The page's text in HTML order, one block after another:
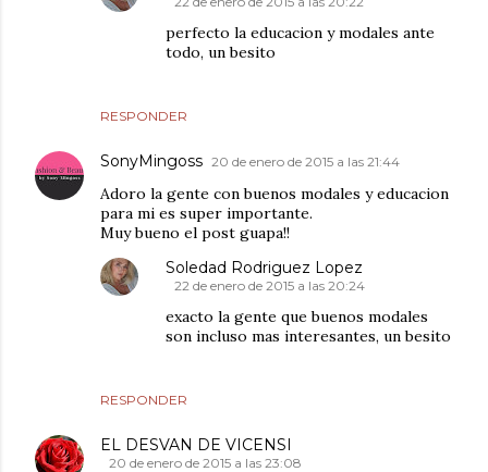
RESPONDER
perfecto la educacion y modales ante
todo, un besito
SonyMingoss 20 de enero de 2015 a las 21:44
Adoro la gente con buenos modales y educacion
para mi es super importante.
Muy bueno el post guapa!!
RESPONDER
Soledad Rodriguez Lopez
22 de enero de 2015 a las 20:24
exacto la gente que buenos modales
son incluso mas interesantes, un besito
EL DESVAN DE VICENSI
20 de enero de 2015 a las 23:08